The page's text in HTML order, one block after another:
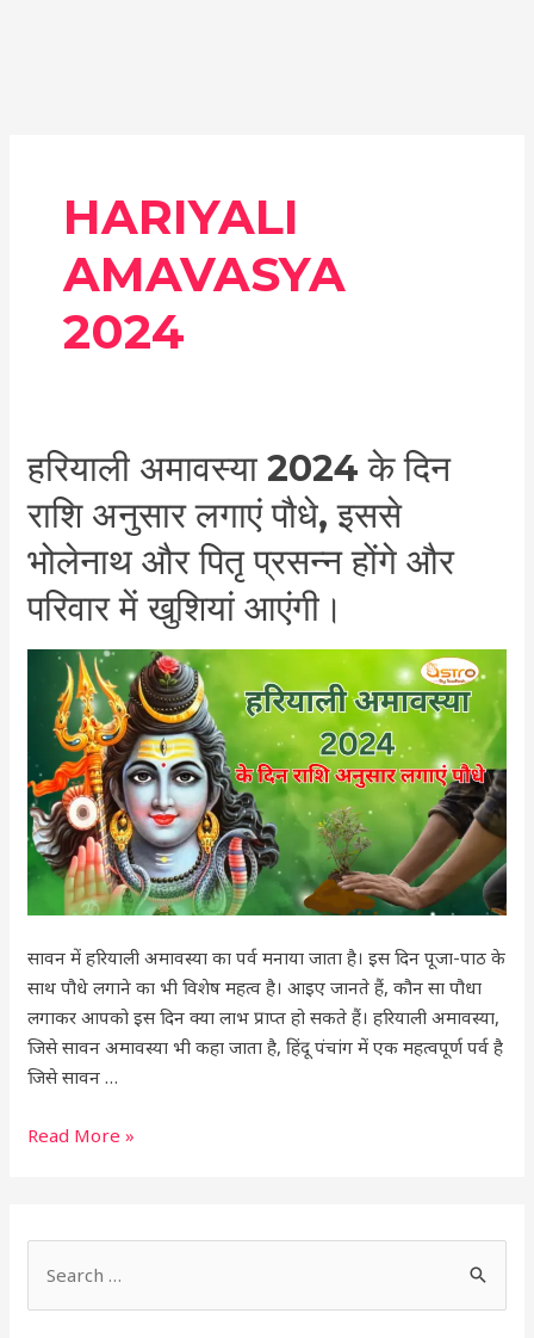
HARIYALI
AMAVASYA
2024
हरियाली अमावस्या 2024 के दिन
राशि अनुसार लगाएं पौधे, इससे
भोलेनाथ और पितृ प्रसन्न होंगे और
परिवार में खुशियां आएंगी।
सावन में हरियाली अमावस्या का पर्व मनाया जाता है। इस दिन पूजा-पाठ के
साथ पौधे लगाने का भी विशेष महत्व है। आइए जानते हैं, कौन सा पौधा
लगाकर आपको इस दिन क्या लाभ प्राप्त हो सकते हैं। हरियाली अमावस्या,
जिसे सावन अमावस्या भी कहा जाता है, हिंदू पंचांग में एक महत्वपूर्ण पर्व है
जिसे सावन …
हरियाली
अमावस्या
2024
के
दिन
राशि
लगाएं
पौधे,
इससे
भोलेनाथ
और
पितृ
प्रसन्न
होंगे
में
खुशियां
आएंगी।
Read More »
e